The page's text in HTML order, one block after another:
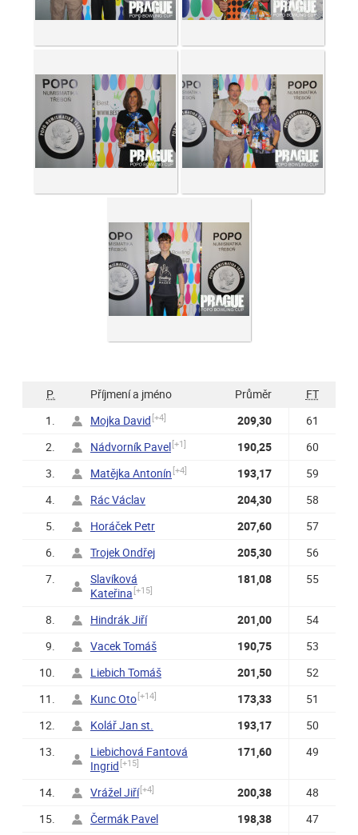
P. Příjmení a jméno Průměr
FT
1.
Mojka David [+4] 209,30
61
2.
Nádvorník Pavel[+1] 190,25
60
3.
Matějka Antonín [+4] 193,17
59
4.
Rác Václav 204,30
58
5.
Horáček Petr 207,60
57
6.
Trojek Ondřej 205,30
56
7.
Slavíková
Kateřina [+15]
181,08 55
8. Hindrák Jiří 201,00
54
9.
Vacek Tomáš 190,75
53
10.
Liebich Tomáš 201,50
52
11.
Kunc Oto[+14] 173,33
51
12.
Kolář Jan st. 193,17
50
13.
Liebichová Fantová
Ingrid [+15]
171,60 49
14. Vrážel Jiří[+4] 200,38
48
15.
Čermák Pavel 198,38
47